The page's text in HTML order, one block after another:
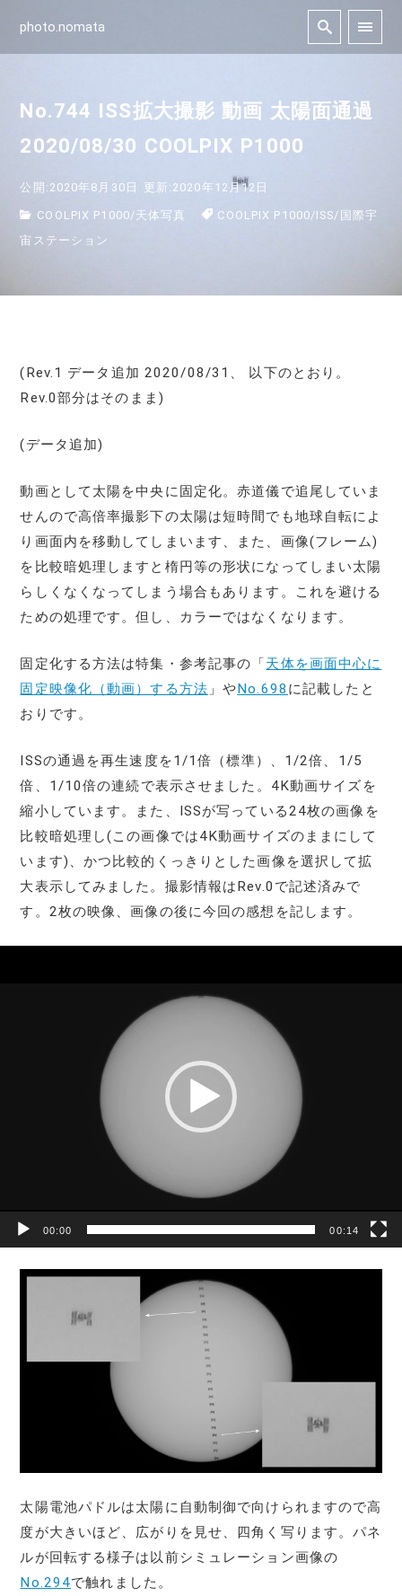
photo.nomata
No.744 ISS拡大撮影 動画 太陽面通過
2020/08/30 COOLPIX P1000
公開:2020年8月30日 更新:2020年12月12日
COOLPIX P1000/天体写真 COOLPIX P1000/ISS/ 国際宇
宙ステーション
(Rev.1 データ追加 2020/08/31、 以下のとおり。
Rev.0部分はそのまま)
(データ追加)
動画として太陽を中央に固定化。赤道儀で追尾していま
せんので高倍率撮影下の太陽は短時間でも地球自転によ
り画面内を移動してしまいます、また、画像(フレーム)
を比較暗処理しますと楕円等の形状になってしまい太陽
らしくなくなってしまう場合もあります。これを避ける
ための処理です。但し、カラーではなくなります。
固定化する方法は特集・参考記事の「天体を画面中心に
固定映像化（動画）する方法 」やNo.698 に記載したと
おりです。
ISSの通過を再生速度を1/1倍（標準）、1/2倍、1/5
倍、1/10倍の連続で表示させました。4K動画サイズを
縮小しています。また、ISSが写っている24枚の画像を
比較暗処理し(この画像では4K動画サイズのままにして
います)、かつ比較的くっきりとした画像を選択して拡
大表示してみました。撮影情報はRev.0で記述済みで
す。2枚の映像、画像の後に今回の感想を記します。
00:00 00:14
太陽電池パドルは太陽に自動制御で向けられますので高
度が大きいほど、広がりを見せ、四角く写ります。パネ
ルが回転する様子は以前シミュレーション画像の
No.294で触れました。